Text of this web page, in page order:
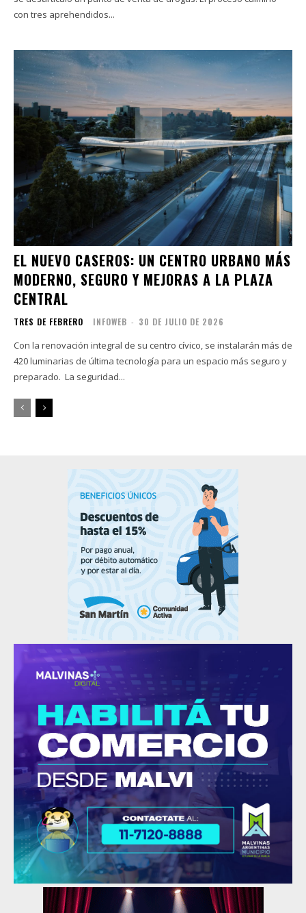
con tres aprehendidos...
EL NUEVO CASEROS: UN CENTRO URBANO MÁS
MODERNO, SEGURO Y MEJORAS A LA PLAZA
CENTRAL
TRES DE FEBRERO INFOWEB - 30 DE JULIO DE 2026
Con la renovación integral de su centro cívico, se instalarán más de
420 luminarias de última tecnología para un espacio más seguro y
preparado. La seguridad...